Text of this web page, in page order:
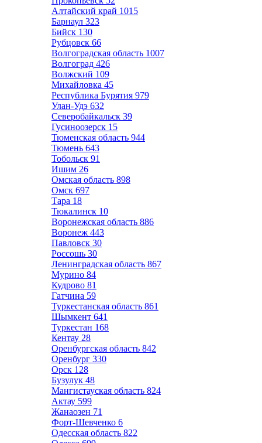
Алтайский край 1015
Барнаул 323
Бийск 130
Рубцовск 66
Волгоградская область 1007
Волгоград 426
Волжский 109
Михайловка 45
Республика Бурятия 979
Улан-Удэ 632
Северобайкальск 39
Гусиноозерск 15
Тюменская область 944
Тюмень 643
Тобольск 91
Ишим 26
Омская область 898
Омск 697
Тара 18
Тюкалинск 10
Воронежская область 886
Воронеж 443
Павловск 30
Россошь 30
Ленинградская область 867
Мурино 84
Кудрово 81
Гатчина 59
Туркестанская область 861
Шымкент 641
Туркестан 168
Кентау 28
Оренбургская область 842
Оренбург 330
Орск 128
Бузулук 48
Мангистауская область 824
Актау 599
Жанаозен 71
Форт-Шевченко 6
Одесская область 822